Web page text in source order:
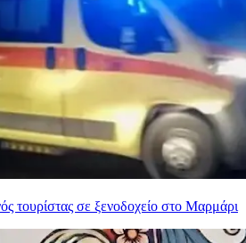
τουρίστας σε ξενοδοχείο στο Μαρμάρι